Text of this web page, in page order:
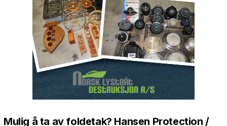
Mulig å ta av foldetak? Hansen Protection /